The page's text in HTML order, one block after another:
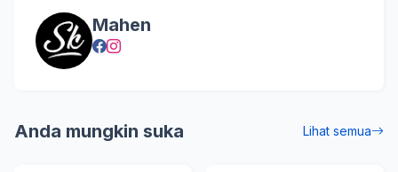
Mahen
Anda mungkin suka Lihat semua